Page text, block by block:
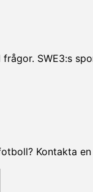
SWE3:s
Kontakta